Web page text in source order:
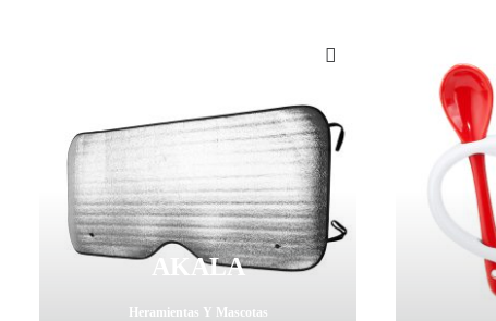
AKALA
Heramientas Y Mascotas